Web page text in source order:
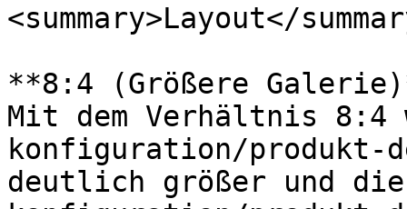
<summary>Layout</
**8:4 (Größere
Mit dem Verhältnis
konfiguration/
deutlich größer und